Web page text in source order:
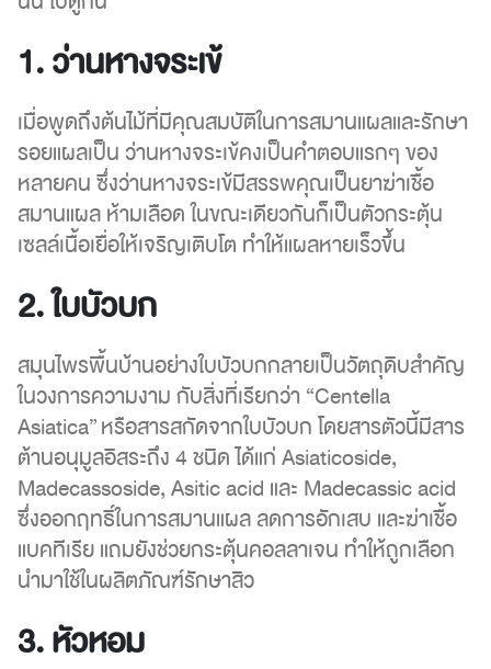
แผล
เป็น
1. ว่านหางจระเข้
เมื่อพูดถึงต้นไม้ที่มีคุณสมบัติในการสมานแผลและรักษา
รอยแผลเป็น ว่านหางจระเข้คงเป็นคำตอบแรกๆ ของ
หลายคน ซึ่งว่านหางจระเข้มีสรรพคุณเป็นยาฆ่าเชื้อ
สมานแผล ห้ามเลือด ในขณะเดียวกันก็เป็นตัวกระตุ้น
เซลล์เนื้อเยื่อให้เจริญเติบโต ทำให้แผลหายเร็วขึ้น
2. ใบบัวบก
สมุนไพรพื้นบ้านอย่างใบบัวบกกลายเป็นวัตถุดิบสำคัญ
ในวงการความงาม กับสิ่งที่เรียกว่า “Centella
Asiatica” หรือสารสกัดจากใบบัวบก โดยสารตัวนี้มีสาร
ต้านอนุมูลอิสระถึง 4 ชนิด ได้แก่ Asiaticoside,
Madecassoside, Asitic acid และ Madecassic acid
ซึ่งออกฤทธิ์ในการสมานแผล ลดการอักเสบ และฆ่าเชื้อ
แบคทีเรีย แถมยังช่วยกระตุ้นคอลลาเจน ทำให้ถูกเลือก
นำมาใช้ในผลิตภัณฑ์รักษาสิว
3. หัวหอม